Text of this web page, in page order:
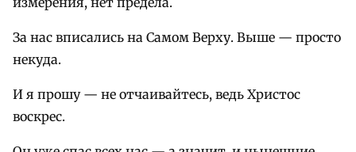
За нас вписались на Самом Верху. Выше — просто
некуда.
И я прошу — не отчаивайтесь, ведь Христос
воскрес.